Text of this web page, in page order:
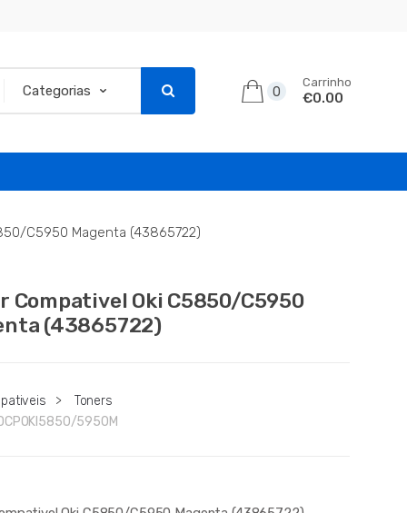
0
Carrinho
€0.00
C5950 Magenta (43865722)
Compativel Oki C5850/C5950
(43865722)
>
Toners
5950M